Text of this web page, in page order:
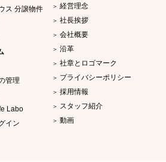
ス 分譲物件
管理
Labo
イン
経営理念
社長挨拶
会社概要
沿革
社章とロゴマーク
プライバシーポリシー
採用情報
スタッフ紹介
動画